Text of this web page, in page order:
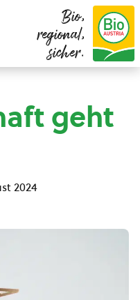
Bio,
regional,
sicher.
geht
2024